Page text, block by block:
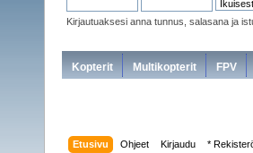
Kirjautuaksesi anna tunnus, salasana ja
Kopterit Multikopterit FPV
Etusivu Ohjeet Kirjaudu *